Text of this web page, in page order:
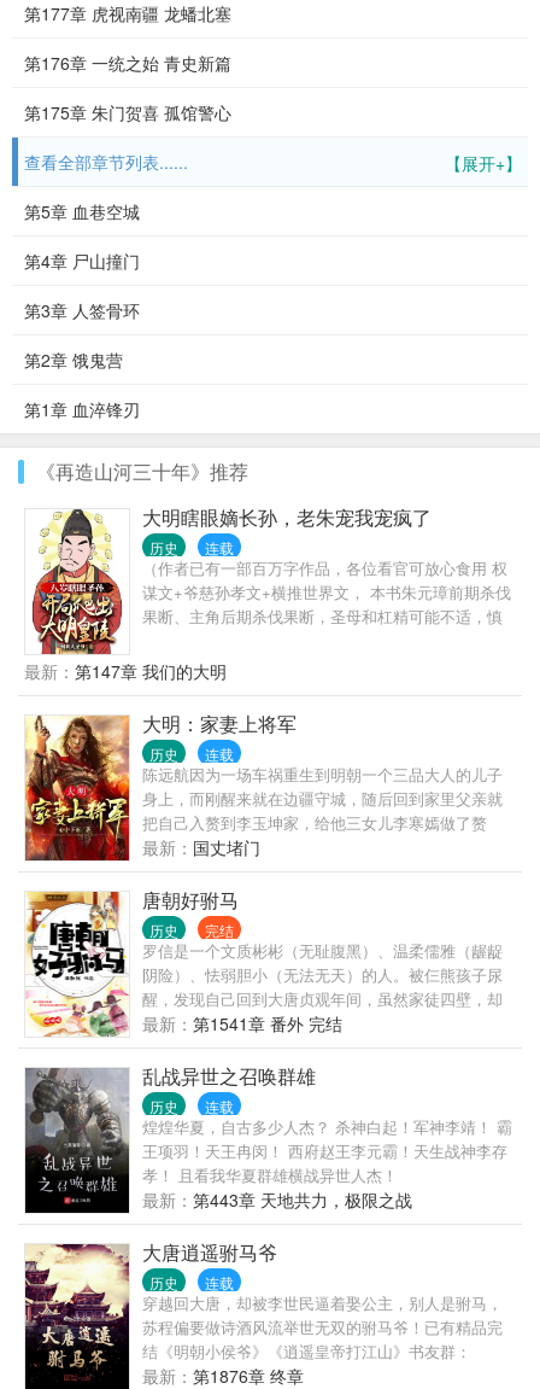
第177章 虎视南疆 龙蟠北塞
第176章 一统之始 青史新篇
第175章 朱门贺喜 孤馆警心
【展开+】
查看全部章节列表......
第5章 血巷空城
第4章 尸山撞门
第3章 人签骨环
第2章 饿鬼营
第1章 血淬锋刃
《再造山河三十年》推荐
大明瞎眼嫡长孙，老朱宠我宠疯了
历史 连载
（作者已有一部百万字作品，各位看官可放心食用 权
谋文+爷慈孙孝文+横推世界文， 本书朱元璋前期杀伐
果断、主角后期杀伐果断，圣母和杠精可能不适，慎
玉为肱骨，以常茂为爪牙。 在大明血脉最正，地位最
高，继承顺序最为优先。 但是，谁也没想到，朱雄英
暴死，大明瞬间江河日下，同年马皇后薨，十年后朱
标薨，大明只能陷入更为惨烈的皇位斗争。 而若是，
朱雄英没死呢？ 大明又该走向怎样的命运？ 大雪龙
骑，自在极意，霸王之力.... 且看我一展大明风华！ 朱
元璋：“经天纬地为文，咱大孙儿当得一个文！” 朱
标：“生子当如雄英！” 朱棣：“愿为大侄儿鞍前马后，
向北征伐！”
最新： 第147章 我们的大明
大明：家妻上将军
历史 连载
陈远航因为一场车祸重生到明朝一个三品大人的儿子
身上，而刚醒来就在边疆守城，随后回到家里父亲就
把自己入赘到李玉坤家，给他三女儿李寒嫣做了赘
婿，直到后来赵轩义才知道，父亲因为耿直的性格得
罪很多人，把自己送到李家是保全自己的性命！ 而赵
轩义用自己现代人的聪明才智，不断制作新式武器，
用常年在书籍和游戏
最新： 国丈堵门
唐朝好驸马
历史 完结
罗信是一个文质彬彬（无耻腹黑）、温柔儒雅（龌龊
阴险）、怯弱胆小（无法无天）的人。被仨熊孩子尿
醒，发现自己回到大唐贞观年间，虽然家徒四壁，却
有一个娇柔温顺的小娘子需要调教，呃，不对，应该
是培养……且看罗信如何刚正不阿（溜须拍马）、锄
强扶弱（仗势欺人）、指点江山（拳打门阀，脚踩权
贵），坐马车住豪宅，三妻四妾睡成排......
最新： 第1541章 番外 完结
乱战异世之召唤群雄
历史 连载
煌煌华夏，自古多少人杰？ 杀神白起！军神李靖！ 霸
王项羽！天王冉闵！ 西府赵王李元霸！天生战神李存
孝！ 且看我华夏群雄横战异世人杰！
最新： 第443章 天地共力，极限之战
大唐逍遥驸马爷
历史 连载
穿越回大唐，却被李世民逼着娶公主，别人是驸马，
苏程偏要做诗酒风流举世无双的驸马爷！已有精品完
结《明朝小侯爷》《逍遥皇帝打江山》书友群：
749087793
最新： 第1876章 终章